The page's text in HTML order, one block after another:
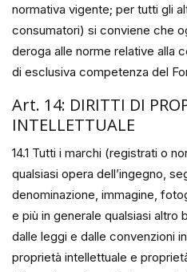
normativa vigente; per tutti gli
consumatori) si conviene che
deroga alle norme relative alla
di esclusiva competenza del
Art. 14: DIRITTI DI
INTELLETTUALE
14.1 Tutti i marchi (registrati o
qualsiasi opera dell’ingegno,
denominazione, immagine,
e più in generale qualsiasi altro
dalle leggi e dalle convenzioni
proprietà intellettuale e